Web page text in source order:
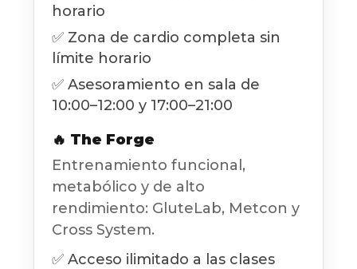
horario
✅ Zona de cardio completa sin
límite horario
✅ Asesoramiento en sala de
10:00–12:00 y 17:00–21:00
🔥 The Forge
Entrenamiento funcional,
metabólico y de alto
rendimiento: GluteLab, Metcon y
Cross System.
✅ Acceso ilimitado a las clases